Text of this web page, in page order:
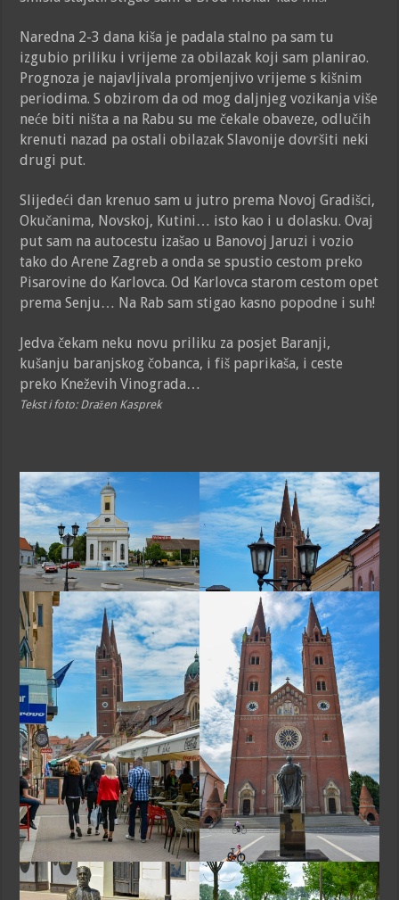
Naredna 2-3 dana kiša je padala stalno pa sam tu
izgubio priliku i vrijeme za obilazak koji sam planirao.
Prognoza je najavljivala promjenjivo vrijeme s kišnim
periodima. S obzirom da od mog daljnjeg vozikanja više
neće biti ništa a na Rabu su me čekale obaveze, odlučih
krenuti nazad pa ostali obilazak Slavonije dovršiti neki
drugi put.
Slijedeći dan krenuo sam u jutro prema Novoj Gradišci,
Okučanima, Novskoj, Kutini… isto kao i u dolasku. Ovaj
put sam na autocestu izašao u Banovoj Jaruzi i vozio
tako do Arene Zagreb a onda se spustio cestom preko
Pisarovine do Karlovca. Od Karlovca starom cestom opet
prema Senju… Na Rab sam stigao kasno popodne i suh!
Jedva čekam neku novu priliku za posjet Baranji,
kušanju baranjskog čobanca, i fiš paprikaša, i ceste
preko Kneževih Vinograda…
Tekst i foto: Dražen Kasprek